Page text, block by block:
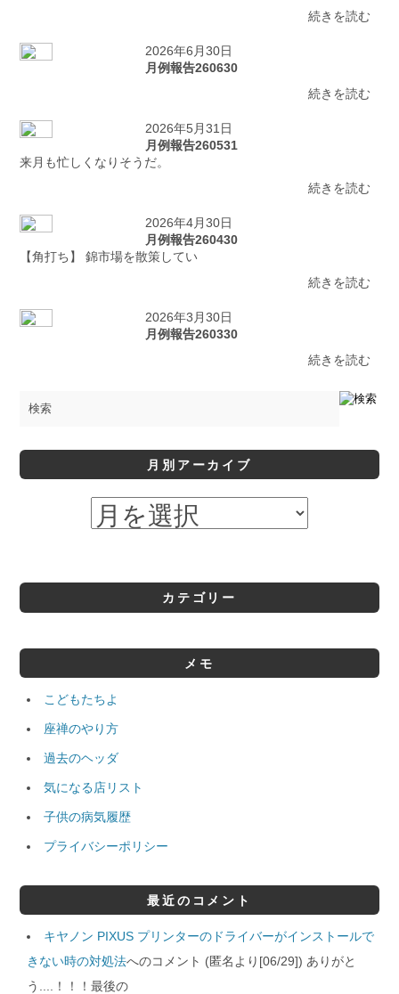
続きを読む
2026年6月30日
月例報告260630
続きを読む
2026年5月31日
月例報告260531
来月も忙しくなりそうだ。
続きを読む
2026年4月30日
月例報告260430
【角打ち】 錦市場を散策してい
続きを読む
2026年3月30日
月例報告260330
続きを読む
月別アーカイブ
カテゴリー
メモ
こどもたちよ
座禅のやり方
過去のヘッダ
気になる店リスト
子供の病気履歴
プライバシーポリシー
最近のコメント
キヤノン PIXUS プリンターのドライバーがインストールで
きない時の対処法へのコメント (匿名より[06/29]) ありがと
う....！！！最後の